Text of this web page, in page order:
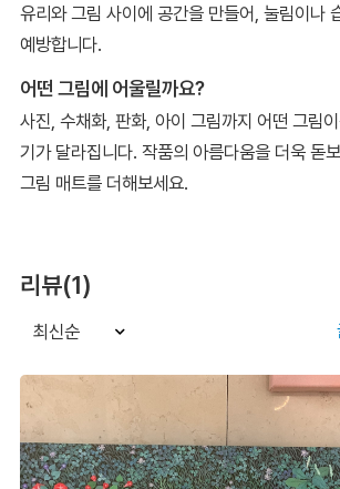
유리와 그림 사이에 공간을 만들어, 눌림이나
예방합니다.
어떤 그림에 어울릴까요?
사진, 수채화, 판화, 아이 그림까지 어떤 그림
기가 달라집니다. 작품의 아름다움을 더욱 돋
그림 매트를 더해보세요.
리뷰(1)
최신순